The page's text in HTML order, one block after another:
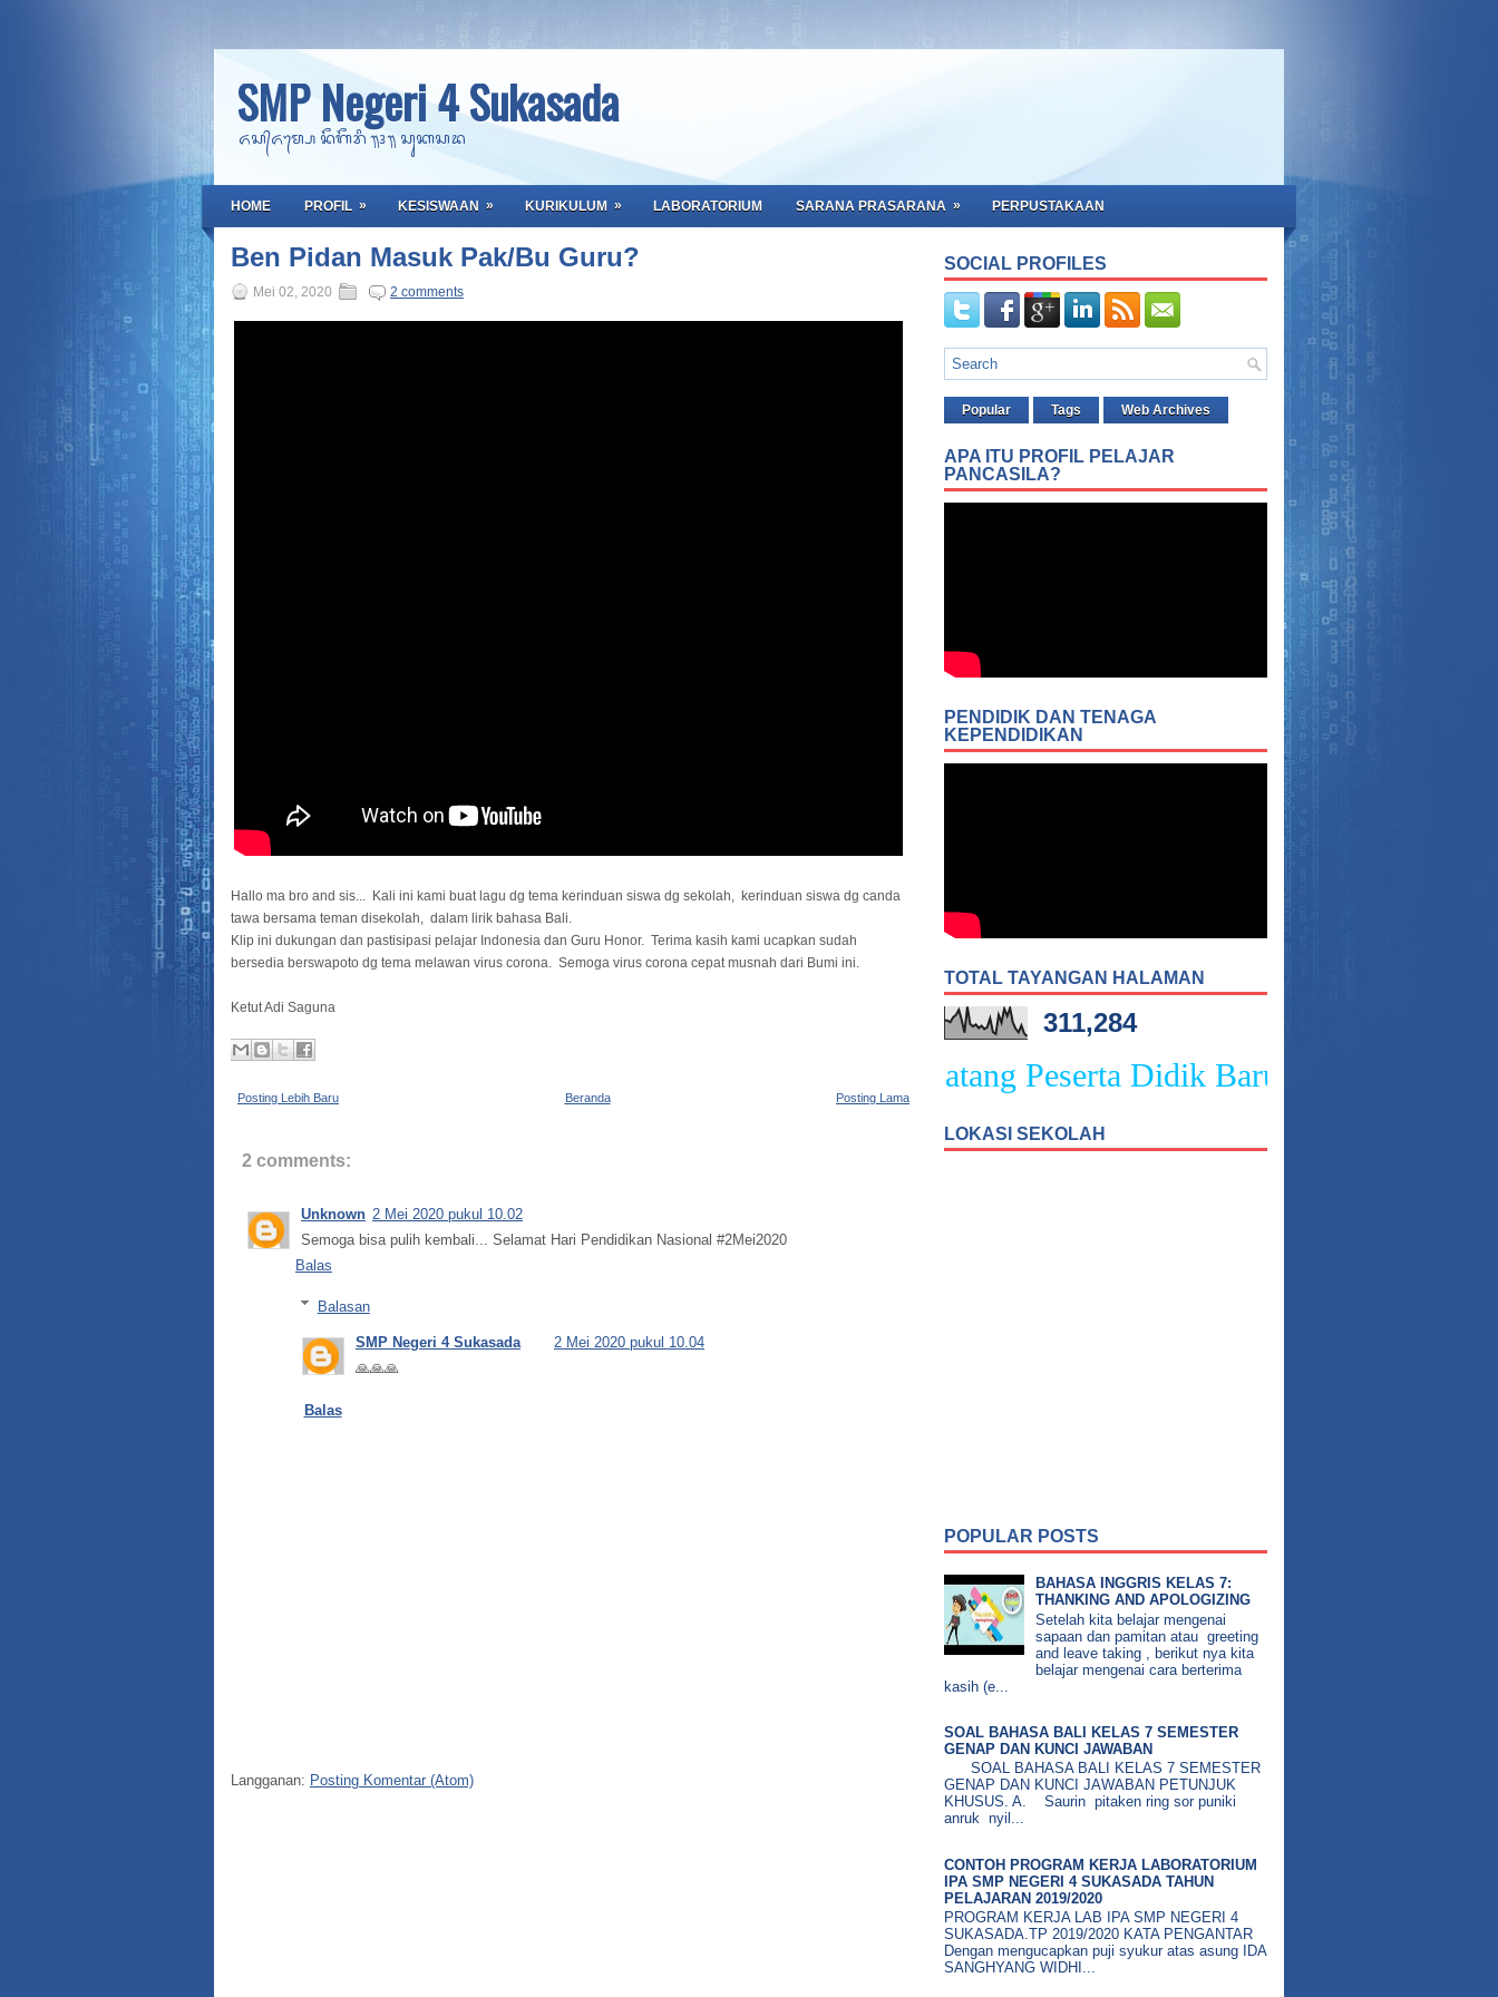
SMP Negeri 4 Sukasada
ᬏᬲ᭄ᬏᬫ᭄ᬧᬾ ᬦᭂᬕᭂᬭᬶ ᭟᭔᭟ ᬲᬸᬓᬲᬤ
HOME PROFIL » KESISWAAN » KURIKULUM » LABORATORIUM SARANA PRASARANA » PERPUSTAKAAN
Ben Pidan Masuk Pak/Bu Guru?
Mei 02, 2020 2 comments
Hallo ma bro and sis... Kali ini kami buat lagu dg tema kerinduan siswa dg sekolah, kerinduan siswa dg canda
tawa bersama teman disekolah, dalam lirik bahasa Bali.
Klip ini dukungan dan pastisipasi pelajar Indonesia dan Guru Honor. Terima kasih kami ucapkan sudah
bersedia berswapoto dg tema melawan virus corona. Semoga virus corona cepat musnah dari Bumi ini.
Ketut Adi Saguna
Posting Lebih Baru Posting Lama
Beranda
2 comments:
Unknown 2 Mei 2020 pukul 10.02
Semoga bisa pulih kembali... Selamat Hari Pendidikan Nasional #2Mei2020
Balas
Balasan
SMP Negeri 4 Sukasada
2 Mei 2020 pukul 10.04
🙏🙏🙏
Balas
Langganan: Posting Komentar (Atom)
SOCIAL PROFILES
Popular Tags Web Archives
APA ITU PROFIL PELAJAR
PANCASILA?
PENDIDIK DAN TENAGA
KEPENDIDIKAN
TOTAL TAYANGAN HALAMAN
311,284
Selamat Datang Peserta Didik Baru SMPN 4
LOKASI SEKOLAH
POPULAR POSTS
BAHASA INGGRIS KELAS 7:
THANKING AND APOLOGIZING
Setelah kita belajar mengenai
sapaan dan pamitan atau greeting
and leave taking , berikut nya kita
belajar mengenai cara berterima
kasih (e...
SOAL BAHASA BALI KELAS 7 SEMESTER
GENAP DAN KUNCI JAWABAN
SOAL BAHASA BALI KELAS 7 SEMESTER
GENAP DAN KUNCI JAWABAN PETUNJUK
KHUSUS. A. Saurin pitaken ring sor puniki
anruk nyil...
CONTOH PROGRAM KERJA LABORATORIUM
IPA SMP NEGERI 4 SUKASADA TAHUN
PELAJARAN 2019/2020
PROGRAM KERJA LAB IPA SMP NEGERI 4
SUKASADA.TP 2019/2020 KATA PENGANTAR
Dengan mengucapkan puji syukur atas asung IDA
SANGHYANG WIDHI...